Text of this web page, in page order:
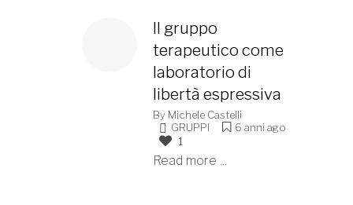
Il gruppo
terapeutico come
laboratorio di
libertà espressiva
By Michele Castelli
GRUPPI
6 anni ago
1
Read more ...